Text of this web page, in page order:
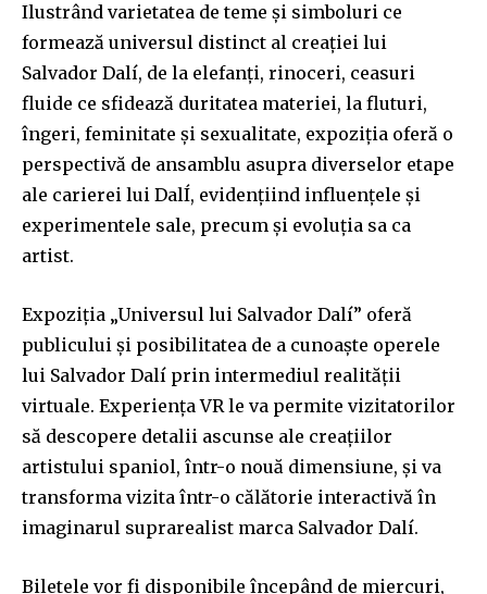
Ilustrând varietatea de teme și simboluri ce
formează universul distinct al creației lui
Salvador Dalí, de la elefanți, rinoceri, ceasuri
fluide ce sfidează duritatea materiei, la fluturi,
îngeri, feminitate și sexualitate, expoziția oferă o
perspectivă de ansamblu asupra diverselor etape
ale carierei lui DalÍ, evidențiind influențele și
experimentele sale, precum și evoluția sa ca
artist.
Expoziția „Universul lui Salvador Dalí” oferă
publicului și posibilitatea de a cunoaște operele
lui Salvador Dalí prin intermediul realității
virtuale. Experiența VR le va permite vizitatorilor
să descopere detalii ascunse ale creațiilor
artistului spaniol, într-o nouă dimensiune, și va
transforma vizita într-o călătorie interactivă în
imaginarul suprarealist marca Salvador Dalí.
Biletele vor fi disponibile începând de miercuri,